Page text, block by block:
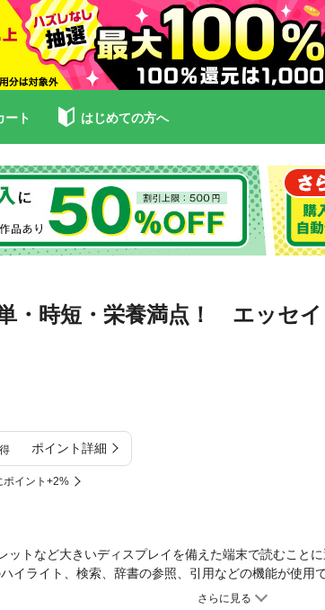
ート はじめての方へ
・時短・栄養満点！ エッセ
ポイント詳細
ポイント+2%
ットなど大きいディスプレイを備えた端末で読むこと
イライト、検索、辞書の参照、引用などの機能が使用
！訪問調理師ごはんさんのまったく新しい「読むレシ